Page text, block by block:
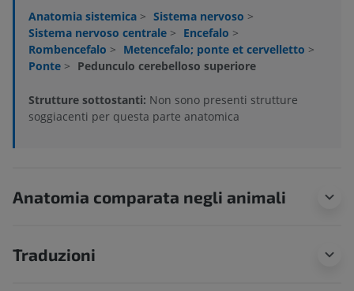
Anatomia sistemica > Sistema nervoso >
Sistema nervoso centrale > Encefalo >
Rombencefalo > Metencefalo; ponte et cervelletto >
Ponte > Pedunculo cerebelloso superiore
Strutture sottostanti: Non sono presenti strutture
soggiacenti per questa parte anatomica
Anatomia comparata negli animali
Traduzioni